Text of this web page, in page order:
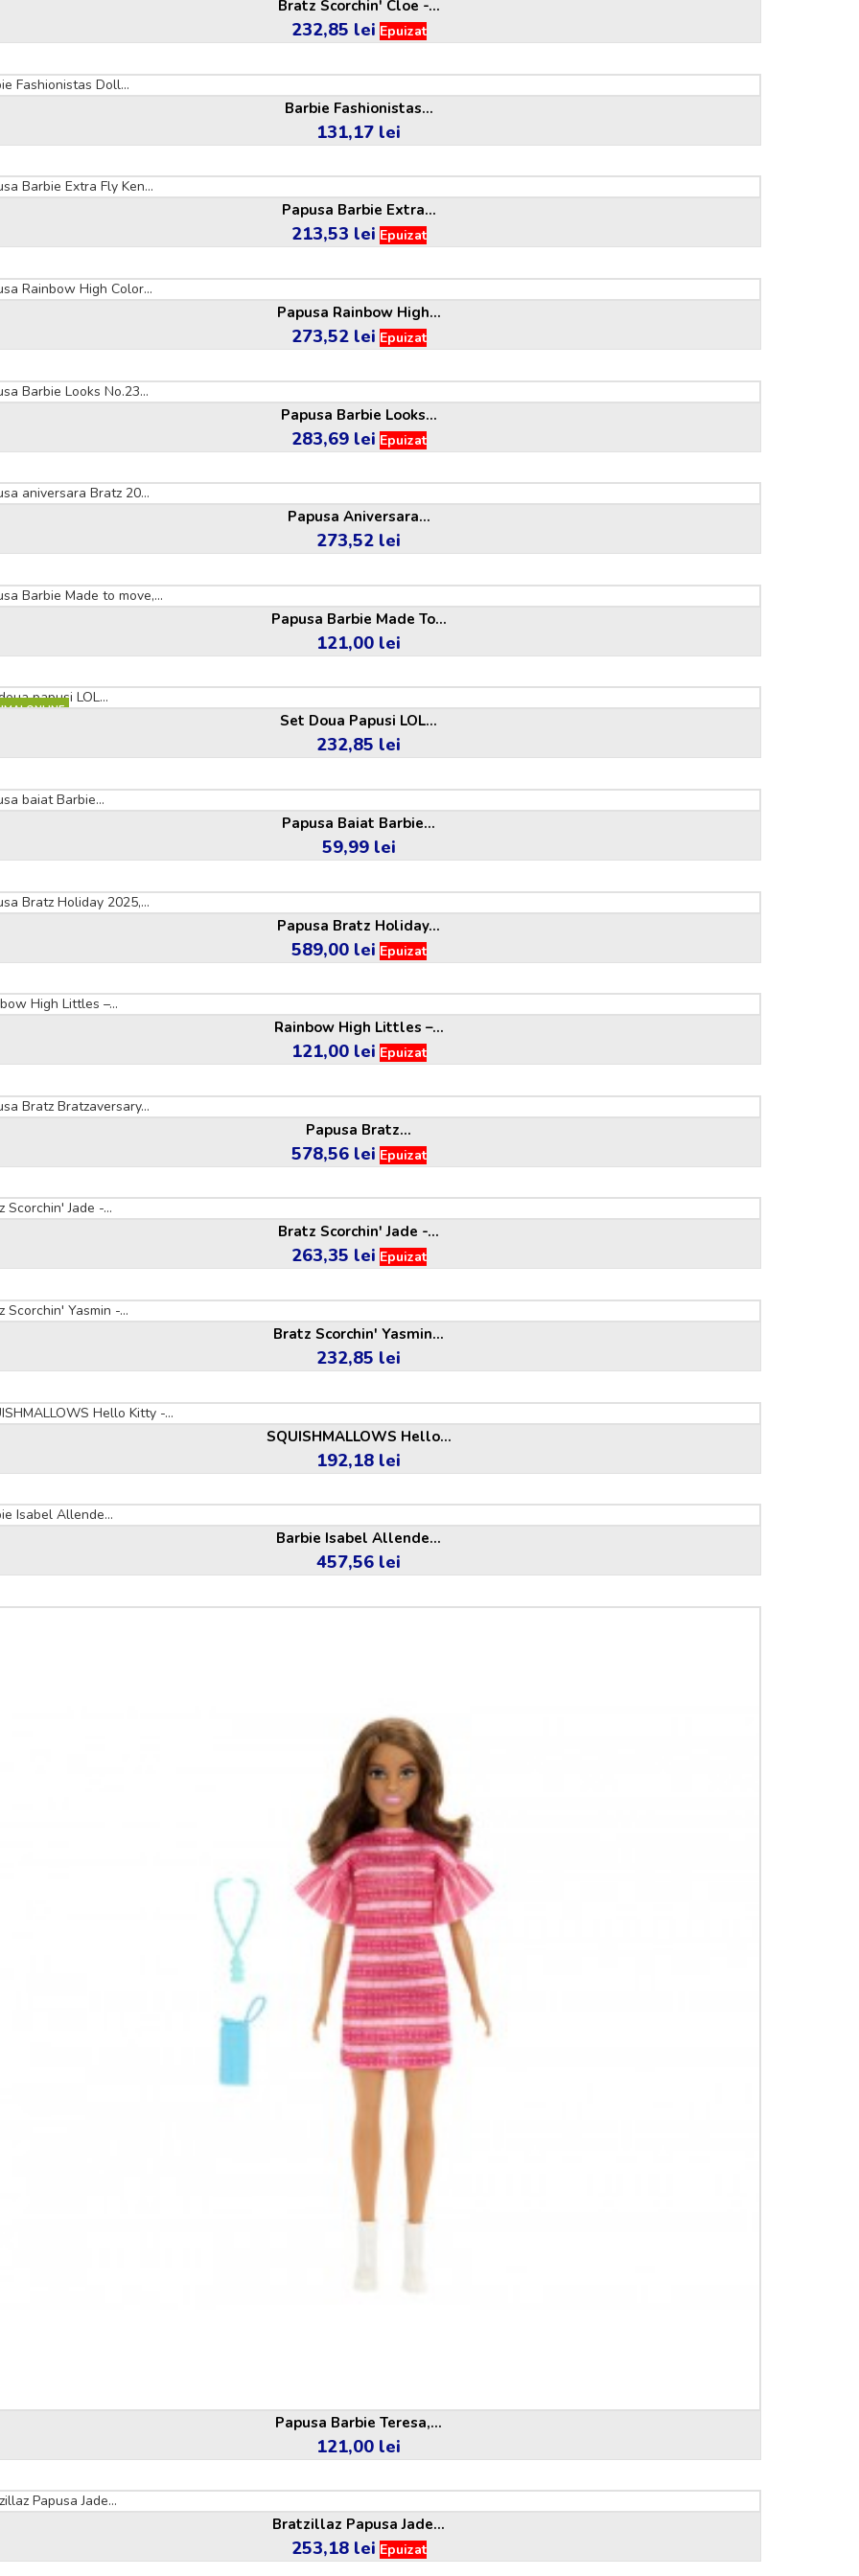
Bratz Scorchin' Cloe -...
Pret
232,85 lei Epuizat
Barbie Fashionistas...
Pret
131,17 lei
Papusa Barbie Extra...
Pret
213,53 lei Epuizat
Papusa Rainbow High...
Pret
273,52 lei Epuizat
Papusa Barbie Looks...
Pret
283,69 lei Epuizat
Papusa Aniversara...
Pret
273,52 lei
Papusa Barbie Made To...
Pret
121,00 lei
ONLINE
Set Doua Papusi LOL...
Pret
232,85 lei
Papusa Baiat Barbie...
Pret
59,99 lei
Papusa Bratz Holiday...
Pret
589,00 lei Epuizat
Rainbow High Littles –...
Pret
121,00 lei Epuizat
Papusa Bratz...
Pret
578,56 lei Epuizat
Bratz Scorchin' Jade -...
Pret
263,35 lei Epuizat
Bratz Scorchin' Yasmin...
Pret
232,85 lei
SQUISHMALLOWS Hello...
Pret
192,18 lei
Barbie Isabel Allende...
Pret
457,56 lei
Papusa Barbie Teresa,...
Pret
121,00 lei
Bratzillaz Papusa Jade...
Pret
253,18 lei Epuizat